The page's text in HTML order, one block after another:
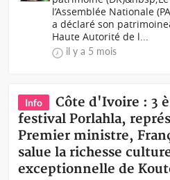
l’Assemblée Nationale
a déclaré son
Haute Autorité de l...
il y a 5 mois
Info
Côte d'Ivoire : 3
festival Porlahla,
Premier ministre,
salue la richesse
exceptionnelle de